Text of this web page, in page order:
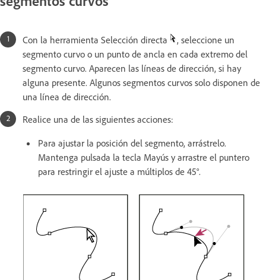
Con la herramienta Selección directa
, seleccione un
segmento curvo o un punto de ancla en cada extremo del
segmento curvo. Aparecen las líneas de dirección, si hay
alguna presente. Algunos segmentos curvos solo disponen de
una línea de dirección.
Realice una de las siguientes acciones:
Para ajustar la posición del segmento, arrástrelo.
Mantenga pulsada la tecla Mayús y arrastre el puntero
para restringir el ajuste a múltiplos de 45°.